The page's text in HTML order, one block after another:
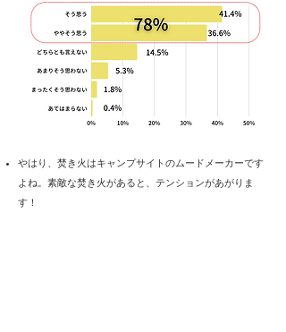
やはり、焚き火はキャンプサイトのムードメーカーです
よね。素敵な焚き火があると、テンションがあがりま
す！